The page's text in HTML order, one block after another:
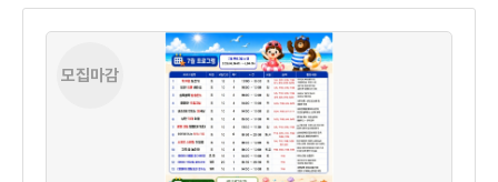
모집마감